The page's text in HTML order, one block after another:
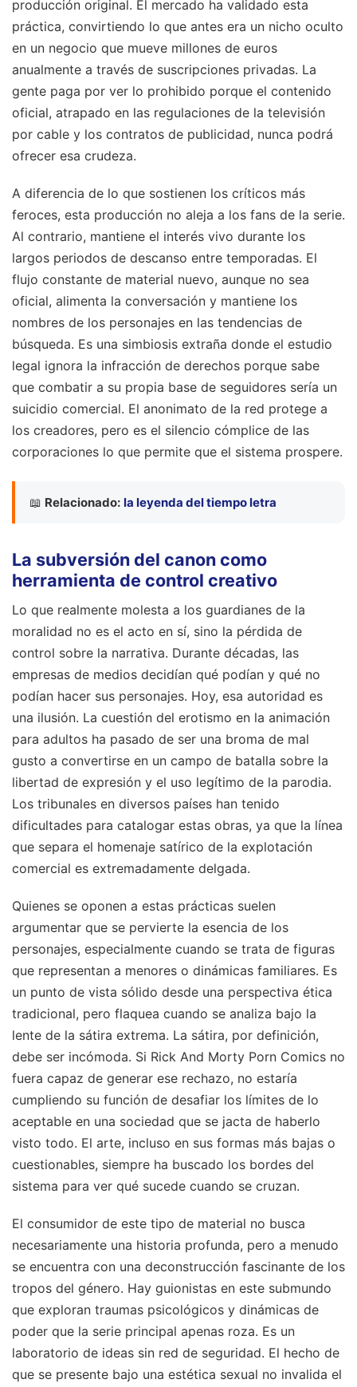
producción original. El mercado ha validado esta
práctica, convirtiendo lo que antes era un nicho oculto
en un negocio que mueve millones de euros
anualmente a través de suscripciones privadas. La
gente paga por ver lo prohibido porque el contenido
oficial, atrapado en las regulaciones de la televisión
por cable y los contratos de publicidad, nunca podrá
ofrecer esa crudeza.
A diferencia de lo que sostienen los críticos más
feroces, esta producción no aleja a los fans de la serie.
Al contrario, mantiene el interés vivo durante los
largos periodos de descanso entre temporadas. El
flujo constante de material nuevo, aunque no sea
oficial, alimenta la conversación y mantiene los
nombres de los personajes en las tendencias de
búsqueda. Es una simbiosis extraña donde el estudio
legal ignora la infracción de derechos porque sabe
que combatir a su propia base de seguidores sería un
suicidio comercial. El anonimato de la red protege a
los creadores, pero es el silencio cómplice de las
corporaciones lo que permite que el sistema prospere.
📖 Relacionado: la leyenda del tiempo letra
La subversión del canon como
herramienta de control creativo
Lo que realmente molesta a los guardianes de la
moralidad no es el acto en sí, sino la pérdida de
control sobre la narrativa. Durante décadas, las
empresas de medios decidían qué podían y qué no
podían hacer sus personajes. Hoy, esa autoridad es
una ilusión. La cuestión del erotismo en la animación
para adultos ha pasado de ser una broma de mal
gusto a convertirse en un campo de batalla sobre la
libertad de expresión y el uso legítimo de la parodia.
Los tribunales en diversos países han tenido
dificultades para catalogar estas obras, ya que la línea
que separa el homenaje satírico de la explotación
comercial es extremadamente delgada.
Quienes se oponen a estas prácticas suelen
argumentar que se pervierte la esencia de los
personajes, especialmente cuando se trata de figuras
que representan a menores o dinámicas familiares. Es
un punto de vista sólido desde una perspectiva ética
tradicional, pero flaquea cuando se analiza bajo la
lente de la sátira extrema. La sátira, por definición,
debe ser incómoda. Si Rick And Morty Porn Comics no
fuera capaz de generar ese rechazo, no estaría
cumpliendo su función de desafiar los límites de lo
aceptable en una sociedad que se jacta de haberlo
visto todo. El arte, incluso en sus formas más bajas o
cuestionables, siempre ha buscado los bordes del
sistema para ver qué sucede cuando se cruzan.
El consumidor de este tipo de material no busca
necesariamente una historia profunda, pero a menudo
se encuentra con una deconstrucción fascinante de los
tropos del género. Hay guionistas en este submundo
que exploran traumas psicológicos y dinámicas de
poder que la serie principal apenas roza. Es un
laboratorio de ideas sin red de seguridad. El hecho de
que se presente bajo una estética sexual no invalida el